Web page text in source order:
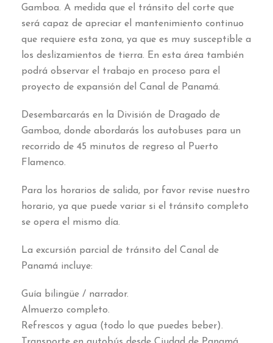
Gamboa. A medida que el tránsito del corte que
será capaz de apreciar el mantenimiento continuo
que requiere esta zona, ya que es muy susceptible a
los deslizamientos de tierra. En esta área también
podrá observar el trabajo en proceso para el
proyecto de expansión del Canal de Panamá.
Desembarcarás en la División de Dragado de
Gamboa, donde abordarás los autobuses para un
recorrido de 45 minutos de regreso al Puerto
Flamenco.
Para los horarios de salida, por favor revise nuestro
horario, ya que puede variar si el tránsito completo
se opera el mismo día.
La excursión parcial de tránsito del Canal de
Panamá incluye:
Guía bilingüe / narrador.
Almuerzo completo.
Refrescos y agua (todo lo que puedes beber).